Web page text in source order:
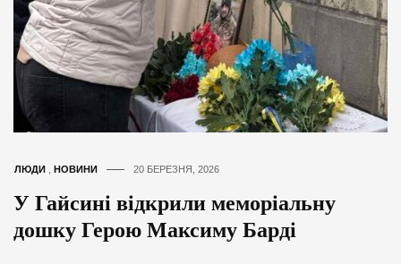
ЛЮДИ НОВИНИ 20 БЕРЕЗНЯ, 2026
У Гайсині відкрили меморіальну
дошку Герою Максиму Барді